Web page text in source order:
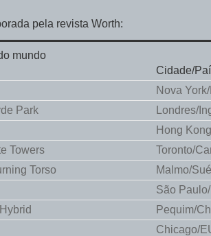
pela revista Worth:
mundo
Cidade/
Nova
Park
Londres/
Hong Kong
Towers
Toronto/
Torso
Malmo/
São
Pequim/
Chicago/